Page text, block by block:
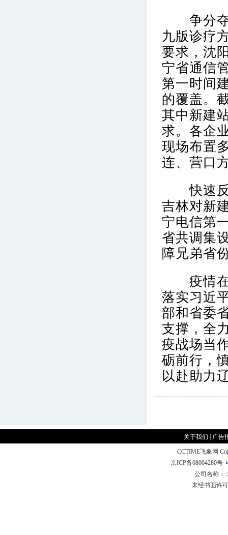
争分夺
九版诊疗
要求，沈
宁省通信
第一时间
的覆盖。
其中新建
求。各企
现场布置
连、营口
快速反
吉林对新
宁电信第
省共调集
障兄弟省
疫情在
落实习近
部和省委
支撑，全
疫战场当
砺前行，
以赴助力
关于我们 广告
CCTIME飞象网
京ICP备08004280号
公司名称：
未经书面许